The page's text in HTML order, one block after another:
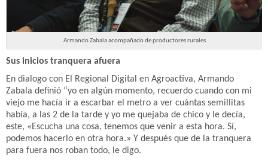
Armando Zabala acompañado de productores rurales
Sus inicios tranquera afuera
En dialogo con El Regional Digital en Agroactiva, Armando
Zabala definió “yo en algún momento, recuerdo cuando con mi
viejo me hacía ir a escarbar el metro a ver cuántas semillitas
había, a las 2 de la tarde y yo me quejaba de chico y le decía,
este, «Escucha una cosa, tenemos que venir a esta hora. Sí,
podemos hacerlo en otra hora.» Y después que de la tranquera
para fuera nos roban todo, le digo.